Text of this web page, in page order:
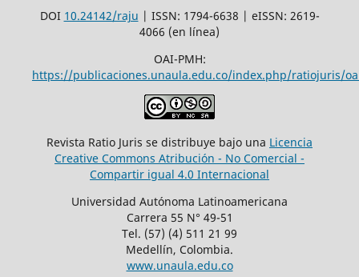
DOI 10.24142/raju | ISSN: 1794-6638 | eISSN: 2619-
4066 (en línea)
OAI-PMH:
https://publicaciones.unaula.edu.co/index.php/ratiojuris/
Revista Ratio Juris se distribuye bajo una Licencia
Creative Commons Atribución - No Comercial -
Compartir igual 4.0 Internacional
Universidad Autónoma Latinoamericana
Carrera 55 N° 49-51
Tel. (57) (4) 511 21 99
Medellín, Colombia.
www.unaula.edu.co